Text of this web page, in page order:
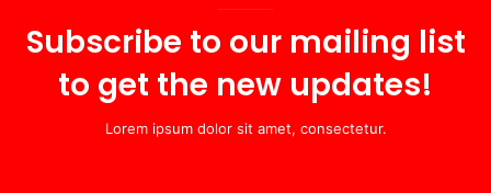
Subscribe to our mailing list
to get the new updates!
Lorem ipsum dolor sit amet, consectetur.